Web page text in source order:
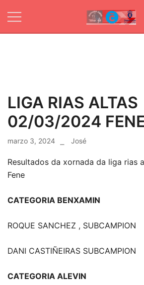
content
Ximnasio
Web oficial de
LIGA RIAS ALTAS
02/03/2024
marzo 3, 2024 José
Resultados da xornada da liga rias
Fene
CATEGORIA BENXAMIN
ROQUE SANCHEZ , SUBCAMPION
DANI CASTIÑEIRAS SUBCAMPION
CATEGORIA ALEVIN